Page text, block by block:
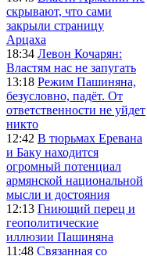
скрывают, что сами
закрыли страницу
Арцаха
18:34 Левон Кочарян:
Властям нас не запугать
13:18 Режим Пашиняна,
безусловно, падёт. От
ответственности не уйдет
никто
12:42 В тюрьмах Еревана
и Баку находится
огромный потенциал
армянской национальной
мысли и достояния
12:13 Гниющий перец и
геополитические
иллюзии Пашиняна
11:48 Связанная со